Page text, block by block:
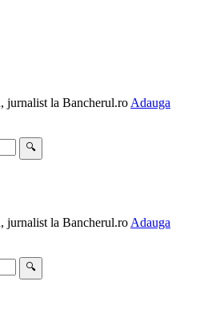
jurnalist la Bancherul.ro Adauga
🔍
jurnalist la Bancherul.ro Adauga
🔍